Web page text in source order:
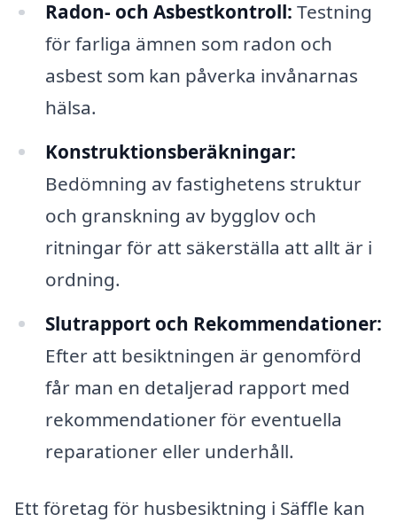
Radon- och Asbestkontroll: Testning
för farliga ämnen som radon och
asbest som kan påverka invånarnas
hälsa.
Konstruktionsberäkningar:
Bedömning av fastighetens struktur
och granskning av bygglov och
ritningar för att säkerställa att allt är i
ordning.
Slutrapport och Rekommendationer:
Efter att besiktningen är genomförd
får man en detaljerad rapport med
rekommendationer för eventuella
reparationer eller underhåll.
Ett företag för husbesiktning i Säffle kan